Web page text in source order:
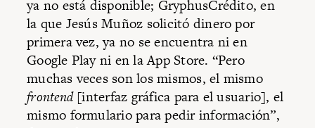
ya no está disponible; GryphusCrédito, en
la que Jesús Muñoz solicitó dinero por
primera vez, ya no se encuentra ni en
Google Play ni en la App Store. “Pero
muchas veces son los mismos, el mismo
frontend[interfaz gráfica para el usuario], el
mismo formulario para pedir información”,